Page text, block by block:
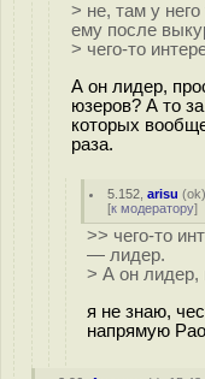
> не, там у
ему после
> чего-то
А он лидер,
юзеров? А то
которых
раза.
5.152 ,arisu (ok
[к модератору]
>> чего-то
— лидер.
> А он лидер,
я не знаю,
напрямую